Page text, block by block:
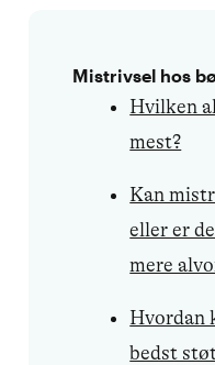
Mistrivsel hos
Hvilken
mest?
Kan
eller er
mere
Hvordan
bedst